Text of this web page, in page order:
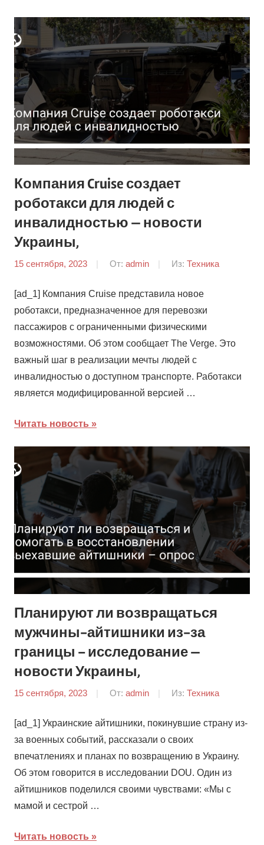
Компания Cruise создает
роботакси для людей с
инвалидностью — новости
Украины,
15 сентября, 2023 От: admin Из: Техника
[ad_1] Компания Cruise представила новое
роботакси, предназначенное для перевозки
пассажиров с ограниченными физическими
возможностями. Об этом сообщает The Verge. Это
важный шаг в реализации мечты людей с
инвалидностью о доступном транспорте. Работакси
является модифицированной версией …
Читать новость
Планируют ли возвращаться
мужчины-айтишники из-за
границы – исследование —
новости Украины,
15 сентября, 2023 От: admin Из: Техника
[ad_1] Украинские айтишники, покинувшие страну из-
за военных событий, рассказали о своих
впечатлениях и планах по возвращению в Украину.
Об этом говорится в исследовании DOU. Один из
айтишников поделился своими чувствами: «Мы с
мамой и сестрой …
Читать новость